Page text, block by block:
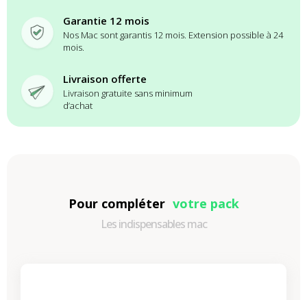
Garantie 12 mois
Nos Mac sont garantis 12 mois. Extension possible à 24
mois.
Livraison offerte
Livraison gratuite sans minimum
d’achat
Pour compléter votre pack
Les indispensables mac